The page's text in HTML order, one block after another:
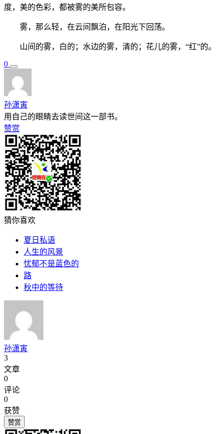
度，美的色彩，都被雾的美所包容。
雾，那么轻，在云间飘泊，在阳光下回荡。
山间的雾，白的；水边的雾，清的；花儿的雾，“红”的。
0
孙潇寅
用自己的眼睛去读世间这一部书。
赞赏
猜你喜欢
夏日私语
人生的风景
忧郁不是蓝色的
路
秋中的等待
孙潇寅
3
文章
0
评论
0
获赞
赞赏